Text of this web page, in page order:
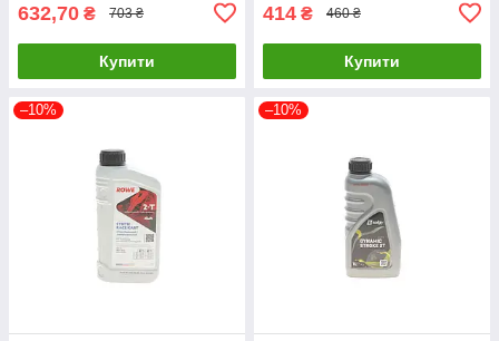
632,70 ₴ 703 ₴
Купити
414 ₴ 460 ₴
Купити
–10% –10%